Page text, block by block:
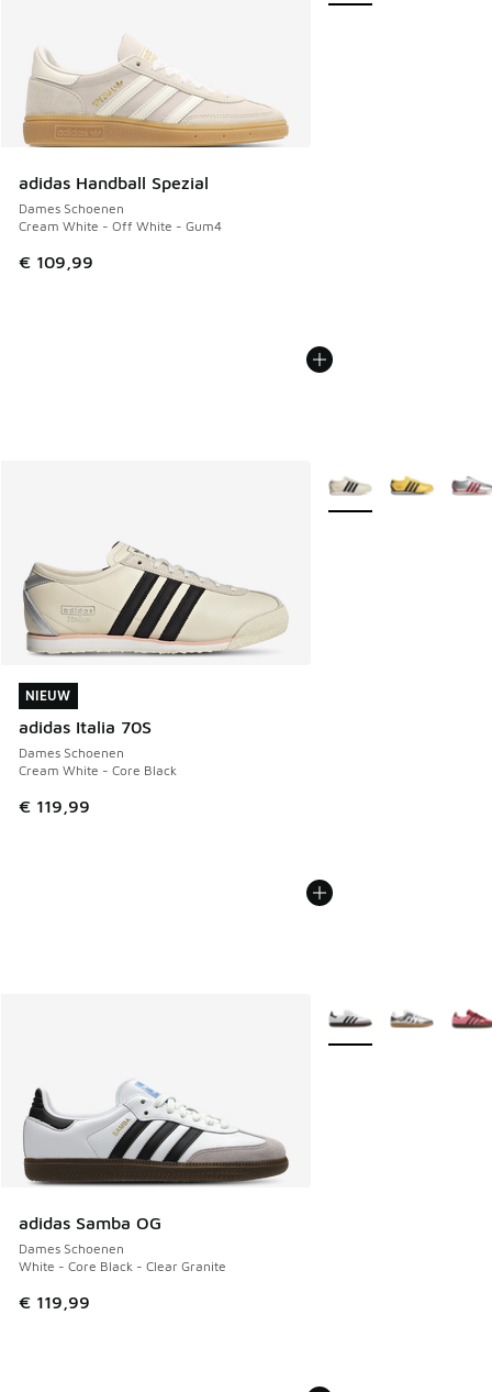
adidas Handball Spezial
Dames Schoenen
Cream White - Off White - Gum4
€ 109,99
NIEUW
adidas Italia 70S
Dames Schoenen
Cream White - Core Black
€ 119,99
NIEUW
Meer kleuren
adidas Samba OG
Dames Schoenen
White - Core Black - Clear Granite
€ 119,99
Meer kleuren